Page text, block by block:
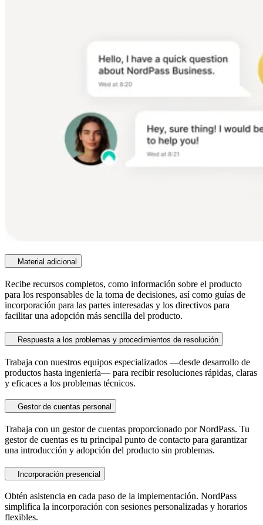
Material adicional
Recibe recursos completos, como información sobre el producto
para los responsables de la toma de decisiones, así como guías de
incorporación para las partes interesadas y los directivos para
facilitar una adopción más sencilla del producto.
Respuesta a los problemas y procedimientos de resolución
Trabaja con nuestros equipos especializados ―desde desarrollo de
productos hasta ingeniería― para recibir resoluciones rápidas, claras
y eficaces a los problemas técnicos.
Gestor de cuentas personal
Trabaja con un gestor de cuentas proporcionado por NordPass. Tu
gestor de cuentas es tu principal punto de contacto para garantizar
una introducción y adopción del producto sin problemas.
Incorporación presencial
Obtén asistencia en cada paso de la implementación. NordPass
simplifica la incorporación con sesiones personalizadas y horarios
flexibles.